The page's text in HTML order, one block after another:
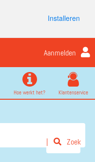
Installeren
Aanmelden
Hoe werkt het? Klantenservice
Zoek